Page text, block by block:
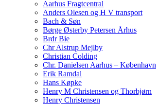
Aarhus Fragtcentral
Anders Olesen og H V transport
Bach & Søn
Børge Østerby Petersen Århus
Brdr Bie
Chr Alstrup Mejlby
Christian Colding
Chr. Danielsen Aarhus – København
Erik Ramdal
Hans Køpke
Henry M Christensen og Thorbjørn
Henry Christensen